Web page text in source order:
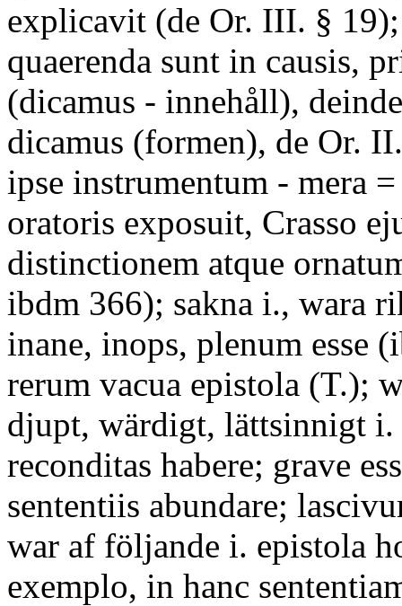
explicavit (de Or. III. §
quaerenda sunt in causis,
(dicamus - innehåll),
dicamus (formen), de Or.
ipse instrumentum - mera
oratoris exposuit, Crasso
distinctionem atque
ibdm 366); sakna i., wara
inane, inops, plenum esse
rerum vacua epistola (T.);
djupt, wärdigt, lättsinnigt i.
reconditas habere; grave
sententiis abundare;
war af följande i. epistola
exemplo, in hanc